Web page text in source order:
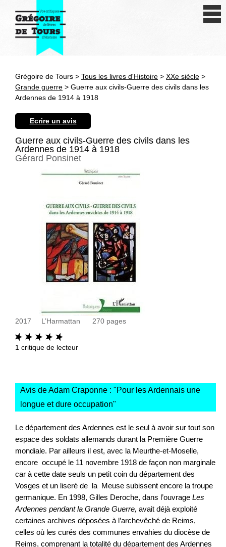
Antiquité
Révolution et XIXe siècle
XXe siècle
Thématiques
Grégoire de Tours > Tous les livres d'Histoire > XXe siècle >
Grande guerre > Guerre aux civils-Guerre des civils dans les
Ardennes de 1914 à 1918
Ecrire un avis
Guerre aux civils-Guerre des civils dans les
Ardennes de 1914 à 1918
Gérard Ponsinet
2017 L’Harmattan 270 pages
1 critique de lecteur
Avis de Adam Craponne : "Pour les Ardennais une
longue et dure occupation"
Le département des Ardennes est le seul à avoir sur tout son
espace des soldats allemands durant la Première Guerre
mondiale. Par ailleurs il est, avec la Meurthe-et-Moselle,
encore occupé le 11 novembre 1918 de façon non marginale
car à cette date seuls un petit coin du département des
Vosges et un liseré de la Meuse subissent encore la troupe
germanique. En 1998, Gilles Deroche, dans l’ouvrage Les
Ardennes pendant la Grande Guerre, avait déjà exploité
certaines archives déposées à l’archevêché de Reims,
celles où les curés des communes envahies du diocèse de
Reims, comprenant la totalité du département des Ardennes